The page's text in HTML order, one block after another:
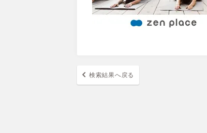
検索結果へ戻る